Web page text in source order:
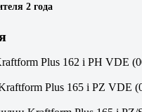
2 года
Plus 162 i PH VDE
Plus 165 i PZ VDE